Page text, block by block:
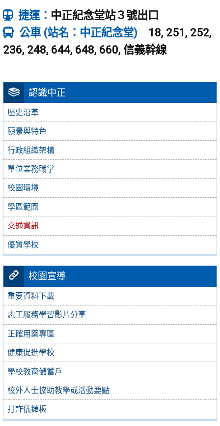
認識中正
歷史沿革
願景與特色
行政組織架構
單位業務職掌
校園環境
學區範圍
交通資訊
優質學校
校園宣導
重要資料下載
志工服務學習影片分享
正確用藥專區
健康促進學校
學校教育儲蓄戶
校外人士協助教學或活動要點
打詐儀錶板
捷運： 中正紀念堂站３號出口
公車 (站名：中正紀念堂) 18, 251, 252,
236, 248, 644, 648, 660, 信義幹線